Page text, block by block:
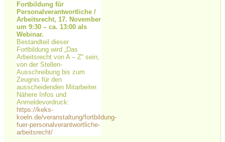
Fortbildung für
Personalverantwortliche /
Arbeitsrecht,17. November
um 9:30 –ca. 13:00 als
Webinar.
Bestandteil dieser
Fortbildung wird „Das
Arbeitsrecht von A – Z“ sein,
von der Stellen-
Ausschreibung bis zum
Zeugnis für den
ausscheidenden Mitarbeiter.
Nähere Infos und
Anmeldevordruck:
https://keks-
koeln.de/veranstaltung/fortbildung-
fuer-personalverantwortliche-
arbeitsrecht/